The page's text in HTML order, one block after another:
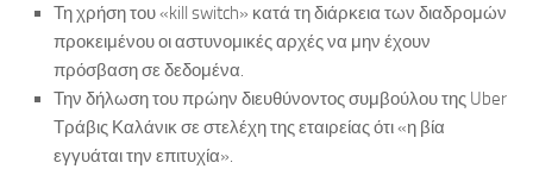
Τη χρήση του «kill switch» κατά τη διάρκεια των διαδρομών
προκειμένου οι αστυνομικές αρχές να μην έχουν
πρόσβαση σε δεδομένα.
Την δήλωση του πρώην διευθύνοντος συμβούλου της Uber
Τράβις Καλάνικ σε στελέχη της εταιρείας ότι «η βία
εγγυάται την επιτυχία».